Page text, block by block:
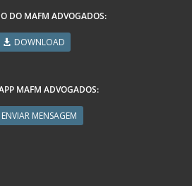
DO MAFM ADVOGADOS:
DOWNLOAD
MAFM ADVOGADOS:
ENVIAR MENSAGEM